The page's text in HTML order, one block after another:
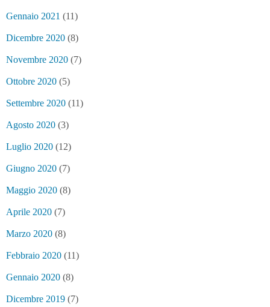
Gennaio 2021 (11)
Dicembre 2020 (8)
Novembre 2020 (7)
Ottobre 2020 (5)
Settembre 2020 (11)
Agosto 2020 (3)
Luglio 2020 (12)
Giugno 2020 (7)
Maggio 2020 (8)
Aprile 2020 (7)
Marzo 2020 (8)
Febbraio 2020 (11)
Gennaio 2020 (8)
Dicembre 2019 (7)